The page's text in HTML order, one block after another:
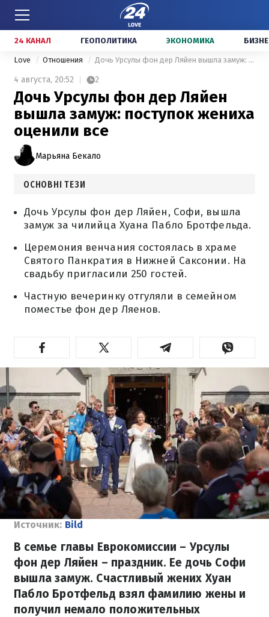
24 КАНАЛ ГЕОПОЛИТИКА ЭКОНОМИКА
Love Отношения Дочь Урсулы фон дер Ляйен вышла замуж: поступок жениха оценили все
4 августа, 20:52 2
Дочь Урсулы фон дер Ляйен
вышла замуж: поступок жениха
оценили все
Марьяна Бекало
ОСНОВНІ ТЕЗИ
Дочь Урсулы фон дер Ляйен, Софи, вышла
замуж за чилийца Хуана Пабло Бротфельда.
Церемония венчания состоялась в храме
Святого Панкратия в Нижней Саксонии. На
свадьбу пригласили 250 гостей.
Частную вечеринку отгуляли в семейном
поместье фон дер Ляенов.
Источник: Bild
В семье главы Еврокомиссии – Урсулы
фон дер Ляйен – праздник. Ее дочь Софи
вышла замуж. Счастливый жених Хуан
Пабло Бротфельд взял фамилию жены и
получил немало положительных